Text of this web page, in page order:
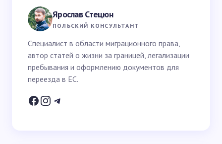
Ваш вопрос *
Ваше имя *
Email *
Ярослав Стецюн
ПОЛЬСКИЙ КОНСУЛЬТАНТ
Специалист в области миграционного права,
автор статей о жизни за границей, легализации
пребывания и оформлению документов для
переезда в ЕС.